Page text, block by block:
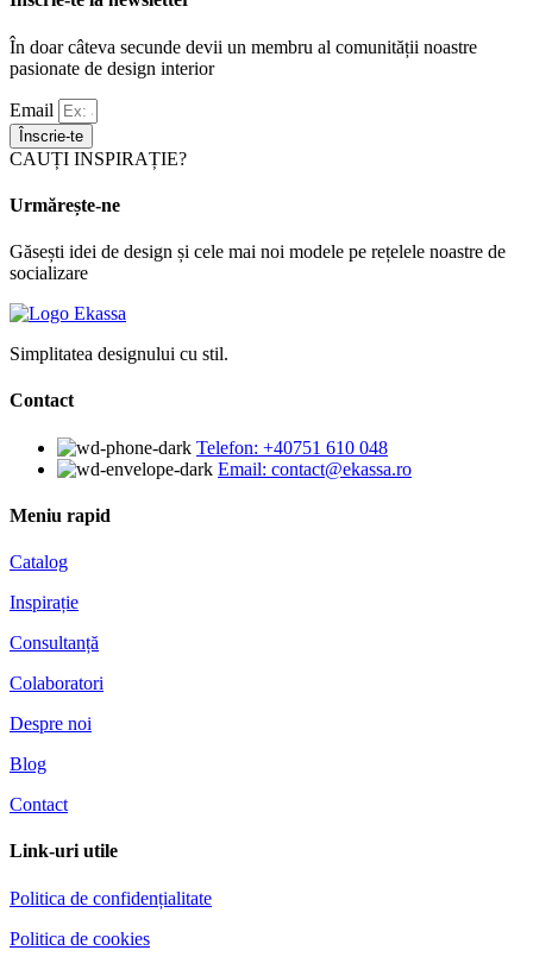
În doar câteva secunde devii un membru al comunității noastre
pasionate de design interior
Email
Înscrie-te
CAUȚI INSPIRAȚIE?
Urmărește-ne
Găsești idei de design și cele mai noi modele pe rețelele noastre de
socializare
Simplitatea designului cu stil.
Contact
Telefon: +40751 610 048
Email: contact@ekassa.ro
Meniu rapid
Catalog
Inspirație
Consultanță
Colaboratori
Despre noi
Blog
Contact
Link-uri utile
Politica de confidențialitate
Politica de cookies